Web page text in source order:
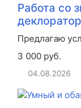
Работа со
Предлагаю
3 000 руб.
04.08.2026